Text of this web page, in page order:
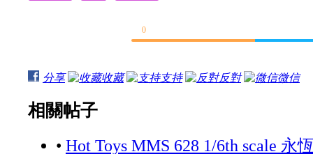
0
分享 收藏 支持 反對 微信
相關帖子
• Hot Toys MMS 628 1/6th scale 永